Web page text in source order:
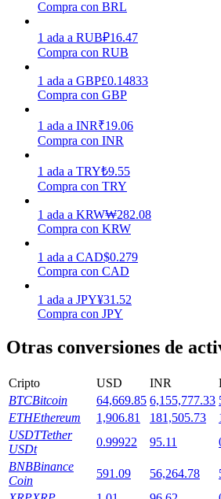
Staking
Alta rentabilidad y acceso instantáneo
Launchpool
Participación flexible para ganar
Compra con BRL
1 ada a RUB₽16.47
Compra con RUB
1 ada a GBP£0.14833
Compra con GBP
1 ada a INR₹19.06
Compra con INR
1 ada a TRY₺9.55
Compra con TRY
1 ada a KRW₩282.08
Compra con KRW
1 ada a CAD$0.279
Compra con CAD
1 ada a JPY¥31.52
Compra con JPY
Otras conversiones de
Cripto USD INR
BTCBitcoin 64,669.85 6,155,777.33
ETHEthereum 1,906.81 181,505.73
USDTTether
USDt
0.99922 95.11
BNBBinance
Coin
591.09 56,264.78